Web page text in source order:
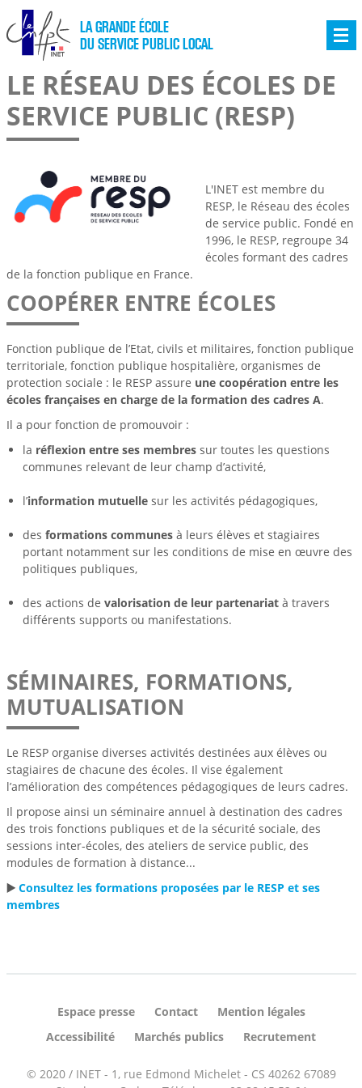
LA GRANDE ÉCOLE
DU SERVICE PUBLIC LOCAL
LE RÉSEAU DES ÉCOLES DE
SERVICE PUBLIC (RESP)
L'INET est membre du
RESP, le Réseau des écoles
de service public. Fondé en
1996, le RESP, regroupe 34
écoles formant des cadres
de la fonction publique en France.
COOPÉRER ENTRE ÉCOLES
Fonction publique de l’Etat, civils et militaires, fonction publique
territoriale, fonction publique hospitalière, organismes de
protection sociale : le RESP assure une coopération entre les
écoles françaises en charge de la formation des cadres A.
Il a pour fonction de promouvoir :
la réflexion entre ses membressur toutes les questions
communes relevant de leur champ d’activité,
l’information mutuellesur les activités pédagogiques,
des formations communes à leurs élèves et stagiaires
portant notamment sur les conditions de mise en œuvre des
politiques publiques,
des actions de valorisation de leur partenariat à travers
différents supports ou manifestations.
SÉMINAIRES, FORMATIONS,
MUTUALISATION
Le RESP organise diverses activités destinées aux élèves ou
stagiaires de chacune des écoles. Il vise également
l’amélioration des compétences pédagogiques de leurs cadres.
Il propose ainsi un séminaire annuel à destination des cadres
des trois fonctions publiques et de la sécurité sociale, des
sessions inter-écoles, des ateliers de service public, des
modules de formation à distance...
▶️ Consultez les formations proposées par le RESP et ses
membres
Espace presse Contact
Mention légales
Accessibilité
Marchés publics Recrutement
© 2020 / INET - 1, rue Edmond Michelet - CS 40262 67089